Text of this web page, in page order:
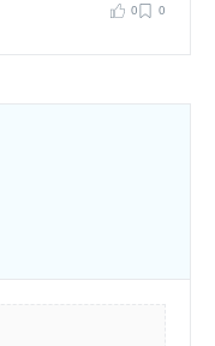
0 0